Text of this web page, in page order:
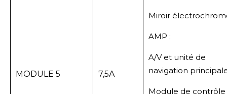
MODULE 5 7,5A
Miroir
AMP ;
A/V et unité de
navigation
Module de contrôle